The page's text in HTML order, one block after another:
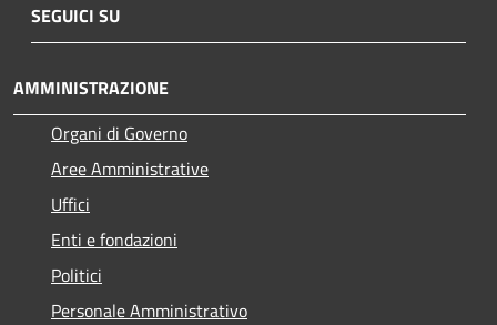
SEGUICI SU
AMMINISTRAZIONE
Organi di Governo
Aree Amministrative
Uffici
Enti e fondazioni
Politici
Personale Amministrativo